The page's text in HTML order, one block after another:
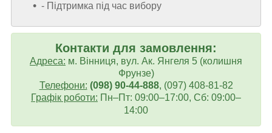
- Підтримка під час вибору
Контакти для замовлення:
Адреса: м. Вінниця, вул. Ак. Янгеля 5 (колишня
Фрунзе)
Телефони: (098) 90-44-888, (097) 408-81-82
Графік роботи: Пн–Пт: 09:00–17:00, Сб: 09:00–
14:00